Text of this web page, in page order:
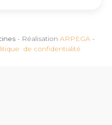
- Réalisation ARPEGA -
de confidentialité